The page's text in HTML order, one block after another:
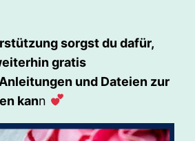
sorgst du dafür,
gratis
und Dateien zur
kann